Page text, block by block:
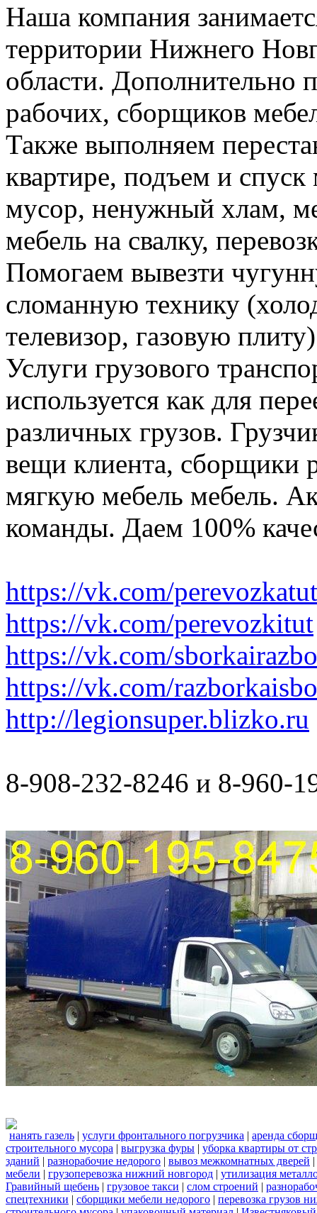
Наша компания
территории Нижнего
области. Дополнительно
рабочих, сборщиков
Также выполняем
квартире, подъем и
мусор, ненужный хлам,
мебель на свалку,
Помогаем вывезти
сломанную технику
телевизор, газовую плиту)
Услуги грузового
используется как для
различных грузов.
вещи клиента, сборщики
мягкую мебель мебель.
команды. Даем 100%
https://vk.com/perevozkatut
https://vk.com/perevozkitut
https://vk.com/
https://vk.com/
http://legionsuper.blizko.ru
8-908-232-8246 и 8-960-
нанять газель | услуги фронтального погрузчика | аренда
строительного мусора | выгрузка фуры | уборка квартиры от
зданий | разнорабочие недорого | вывоз межкомнатных дверей |
мебели | грузоперевозка нижний новгород | утилизация
Гравийный щебень | грузовое такси | слом строений |
спецтехники | сборщики мебели недорого | перевозка грузов